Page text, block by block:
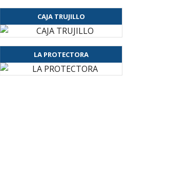
CAJA TRUJILLO
LA PROTECTORA